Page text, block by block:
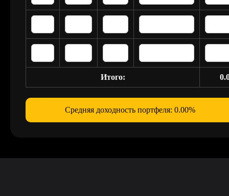
Итого:
Средняя доходность портфеля: 0.00%